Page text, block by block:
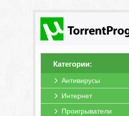
Категории:
Антивирусы
Интернет
Проигрыватели